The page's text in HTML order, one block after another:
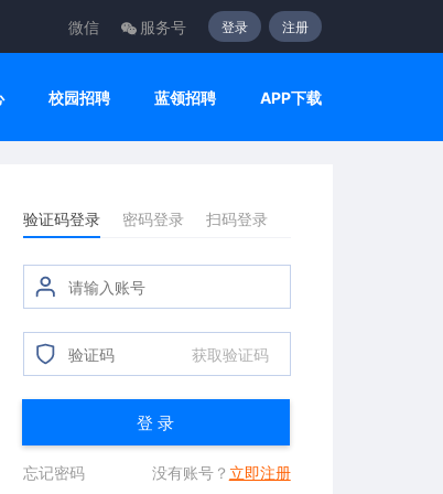
微信 服务号 登录 注册
校园招聘 蓝领招聘 APP下载
验证码登录 密码登录 扫码登录
获取验证码
登 录
忘记密码 没有账号？ 立即注册